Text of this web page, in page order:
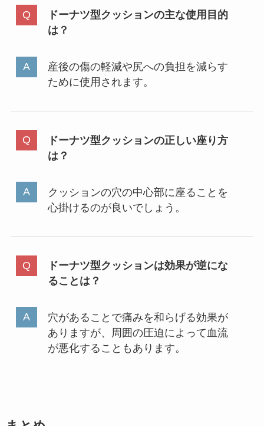
ドーナツ型クッションの主な使用目的
は？
産後の傷の軽減や尻への負担を減らす
ために使用されます。
ドーナツ型クッションの正しい座り方
は？
クッションの穴の中心部に座ることを
心掛けるのが良いでしょう。
ドーナツ型クッションは効果が逆にな
ることは？
穴があることで痛みを和らげる効果が
ありますが、周囲の圧迫によって血流
が悪化することもあります。